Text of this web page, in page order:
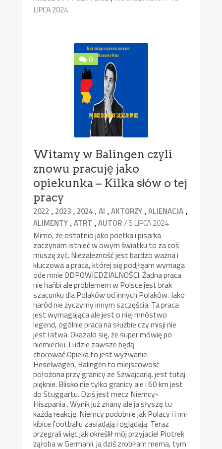
LIPCA 2024
0
Witamy w Balingen czyli
znowu pracuję jako
opiekunka – Kilka słów o tej
pracy
2022 , 2023 , 2024 ,AI ,AKTORZY ,ALIENACJA ,
ALIMENTY ,ATRT ,AUTOR/ 5 LIPCA 2024
Mimo, że ostatnio jako poetka i pisarka
zaczynam istnieć w owym światku to za coś
muszę żyć. Niezależność jest bardzo ważna i
kluczowa a praca, której się podjłęam wymaga
ode mnie ODPOWIEDZIALNOŚCI. Żadna praca
nie hańbi ale problemem w Polsce jest brak
szacunku dla Polaków od innych Polaków. Jako
naród nie życzymy innym szczęścia. Ta praca
jest wymagająca ale jest o niej mnóstwo
legend, ogólnie praca na służbie czy misji nie
jest łatwa. Okazalo się, że super mówię po
niemiecku. Ludzie zawsze będą
chorować.Opieka to jest wyzwanie.
Heselwagen, Balingen to miejscowość
położona przy granicy ze Szwajcarią. jest tutaj
pięknie. Blisko nie tylko granicy ale i 60 km jest
do Stuggartu. Dziś jest mecz Niemcy-
Hiszpania . Wynik już znany ale ja słyszę tu
każdą reakcję. Niemcy podobnie jak Polacy i i nni
kibice footballu zasiadają i oglądają. Teraz
przegrali więc jak określił mój przyjaciel Piotrek
żąłoba w Germanii. ja dziś zrobiłam mema, tym